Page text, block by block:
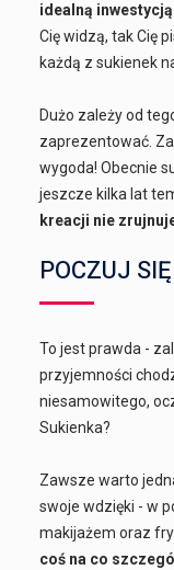
idealną inwestycją
Cię widzą, tak Cię
każdą z sukienek
Dużo zależy od
zaprezentować.
wygoda! Obecnie
jeszcze kilka lat
kreacji nie
POCZUJ
To jest prawda -
przyjemności
niesamowitego,
Sukienka?
Zawsze warto
swoje wdzięki - w
makijażem oraz
coś na co